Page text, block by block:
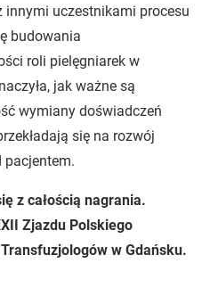
uczestnikami procesu
budowania
roli pielęgniarek w
jak ważne są
wymiany doświadczeń
się na rozwój
pacjentem.
z całością nagrania.
Zjazdu Polskiego
w Gdańsku.